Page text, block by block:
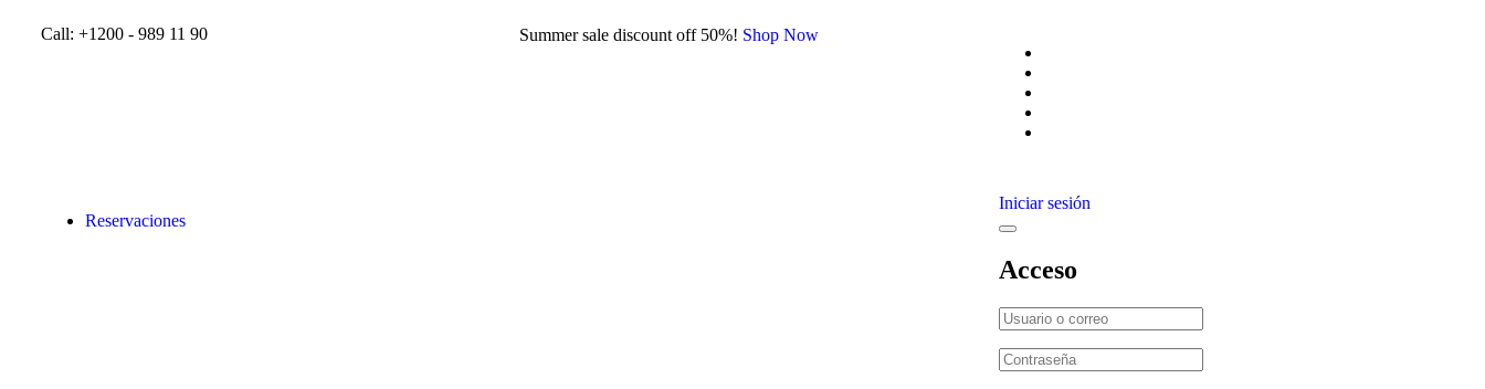
Call: +1200 - 989 11 90 Summer sale discount off 50%! Shop Now
Reservaciones
Iniciar sesión
Acceso